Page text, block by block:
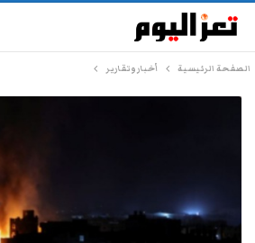
الصفحة الرئيسية أخبار وتقارير